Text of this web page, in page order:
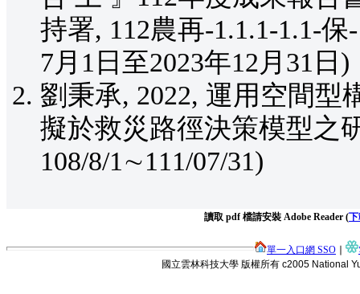
持署, 112農再-1.1.1-1.1-
7月1日至2023年12月31日)
劉秉承, 2022, 運用空間
擬於救災路徑決策模型之
108/8/1∼111/07/31)
讀取 pdf 檔請安裝 Adobe Reader (
單一入口網 SSO
國立雲林科技大學 版權所有 c2005 National